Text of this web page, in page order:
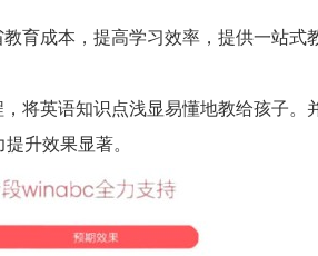
育成本，提高学习效率，提供一站式
将英语知识点浅显易懂地教给孩子。
升效果显著。